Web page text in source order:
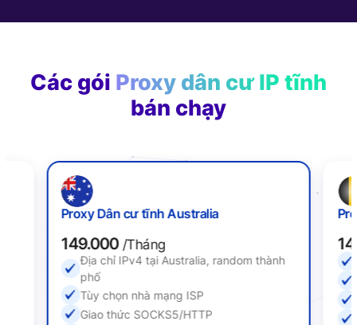
Các gói Proxy dân cư IP tĩnh
bán chạy
Proxy Dân cư tĩnh Australia
149.000/Tháng
Địa chỉ IPv4 tại Australia, random thành
phố
Tùy chọn nhà mạng ISP
Giao thức SOCKS5/HTTP